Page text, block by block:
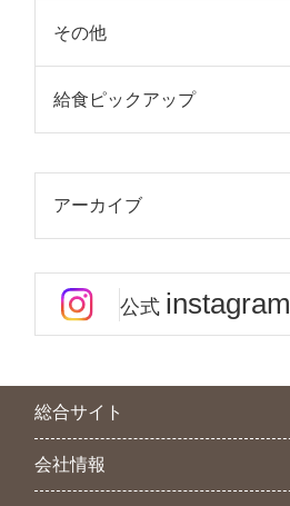
その他
給食ピックアップ
アーカイブ
公式 instagram
総合サイト
会社情報